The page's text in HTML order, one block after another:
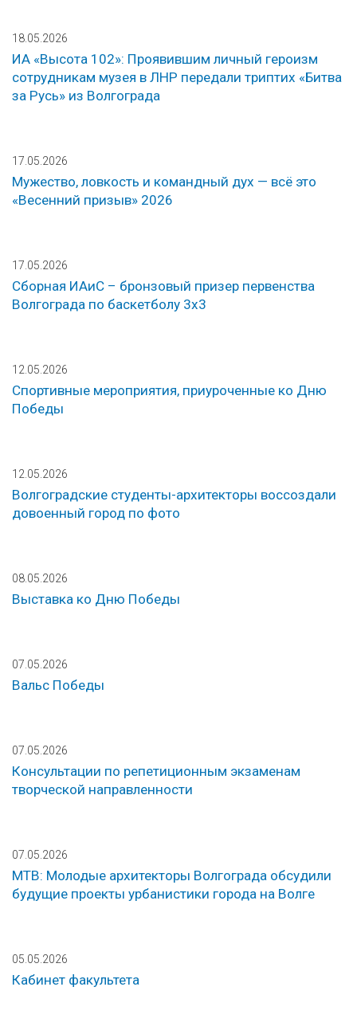
18.05.2026
ИА «Высота 102»: Проявившим личный героизм
сотрудникам музея в ЛНР передали триптих «Битва
за Русь» из Волгограда
17.05.2026
Мужество, ловкость и командный дух — всё это
«Весенний призыв» 2026
17.05.2026
Сборная ИАиС – бронзовый призер первенства
Волгограда по баскетболу 3х3
12.05.2026
Спортивные мероприятия, приуроченные ко Дню
Победы
12.05.2026
Волгоградские студенты-архитекторы воссоздали
довоенный город по фото
08.05.2026
Выставка ко Дню Победы
07.05.2026
Вальс Победы
07.05.2026
Консультации по репетиционным экзаменам
творческой направленности
07.05.2026
МТВ: Молодые архитекторы Волгограда обсудили
будущие проекты урбанистики города на Волге
05.05.2026
Кабинет факультета